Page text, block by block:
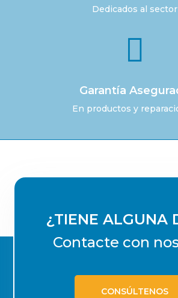
Dedicados al sector

Garantía
En productos y
¿TIENE ALGUNA
Contacte con
CONSÚLTENOS